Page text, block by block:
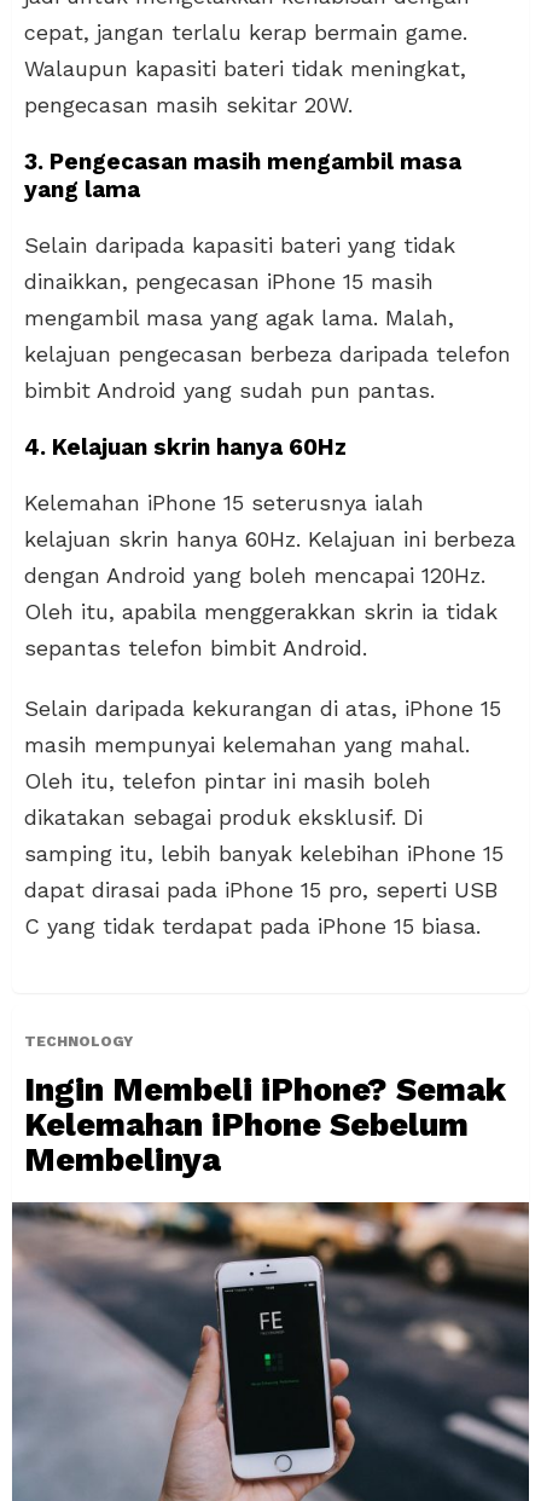
cepat, jangan terlalu kerap bermain game.
Walaupun kapasiti bateri tidak meningkat,
pengecasan masih sekitar 20W.
3. Pengecasan masih mengambil masa
yang lama
Selain daripada kapasiti bateri yang tidak
dinaikkan, pengecasan iPhone 15 masih
mengambil masa yang agak lama. Malah,
kelajuan pengecasan berbeza daripada telefon
bimbit Android yang sudah pun pantas.
4. Kelajuan skrin hanya 60Hz
Kelemahan iPhone 15 seterusnya ialah
kelajuan skrin hanya 60Hz. Kelajuan ini berbeza
dengan Android yang boleh mencapai 120Hz.
Oleh itu, apabila menggerakkan skrin ia tidak
sepantas telefon bimbit Android.
Selain daripada kekurangan di atas, iPhone 15
masih mempunyai kelemahan yang mahal.
Oleh itu, telefon pintar ini masih boleh
dikatakan sebagai produk eksklusif. Di
samping itu, lebih banyak kelebihan iPhone 15
dapat dirasai pada iPhone 15 pro, seperti USB
C yang tidak terdapat pada iPhone 15 biasa.
TECHNOLOGY
Ingin Membeli iPhone? Semak
Kelemahan iPhone Sebelum
Membelinya